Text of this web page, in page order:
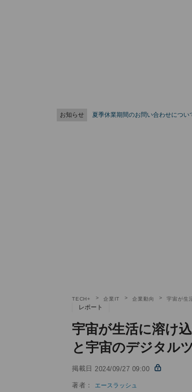
お知らせ 夏季休業期間のお問い合わせについ
TECH+ 企業IT 企業動向 宇宙が生
レポート
宇宙が生活に溶け
と宇宙のデジタル
掲載日 2024/09/27 09:00
著者： エースラッシュ